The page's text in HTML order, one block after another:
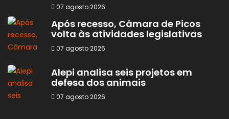
07 agosto 2026
Após recesso, Câmara de Picos
volta às atividades legislativas
07 agosto 2026
Alepi analisa seis projetos em
defesa dos animais
07 agosto 2026